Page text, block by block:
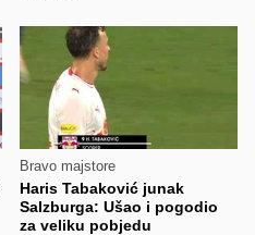
Bravo majstore
Haris Tabaković junak
Salzburga: Ušao i pogodio
za veliku pobjedu